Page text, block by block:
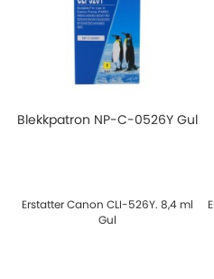
Blekkpatron NP-C-0526Y Gul
Erstatter Canon CLI-526Y. 8,4 ml
Gul